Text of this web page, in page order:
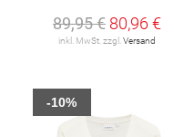
89,95 € 80,96 €
inkl. MwSt. zzgl. Versand
-10%